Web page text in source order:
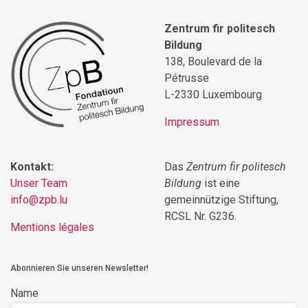
Zentrum fir politesch
Bildung
138, Boulevard de la
Pétrusse
L-2330 Luxembourg
Impressum
Kontakt:
Unser Team
info@zpb.lu
Mentions légales
Das Zentrum fir politesch
Bildung ist eine
gemeinnützige Stiftung,
RCSL Nr. G236.
Abonnieren Sie unseren Newsletter!
Name